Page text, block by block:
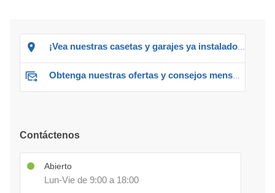
¡Vea nuestras casetas y garajes ya instalados!
Obtenga nuestras ofertas y consejos mensuales
Contáctenos
Abierto
Lun-Vie de 9:00 a 18:00